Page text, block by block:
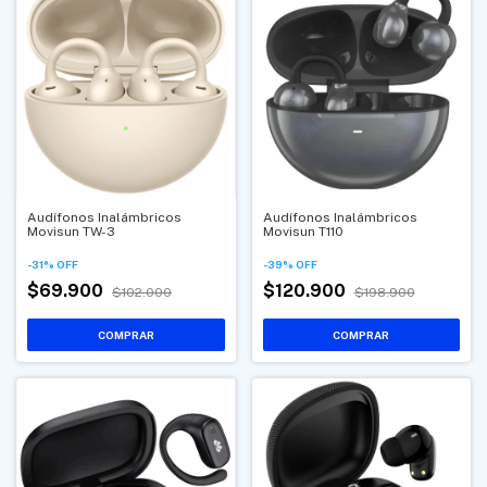
Audífonos Inalámbricos
Movisun TW-3
-31% OFF
$69.900 $102.000
Audífonos Inalámbricos
Movisun T110
-39% OFF
$120.900 $198.900